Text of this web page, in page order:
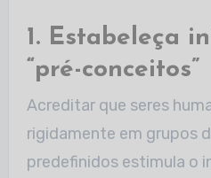
1. Estabeleça
“pré-conceitos”
Acreditar que seres
rigidamente em grupos
predefinidos estimula o